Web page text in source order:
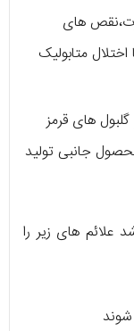
های
متابولیک
های قرمز
جانبی تولید
علائم های زیر را